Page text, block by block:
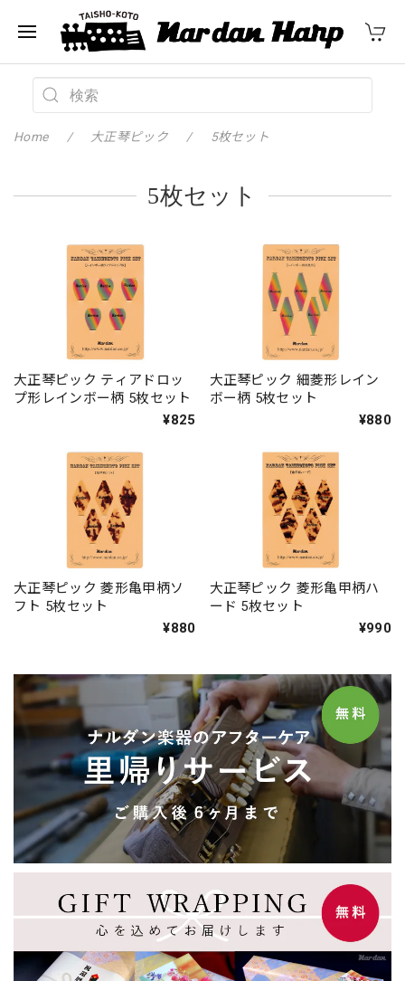
Home 大正琴ピック 5枚セット
5枚セット
大正琴ピック ティアドロッ
プ形レインボー柄 5枚セット
¥825
大正琴ピック 細菱形レイン
ボー柄 5枚セット
¥880
大正琴ピック 菱形亀甲柄ソ
フト 5枚セット
¥880
大正琴ピック 菱形亀甲柄ハ
ード 5枚セット
¥990